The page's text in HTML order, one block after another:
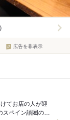
広告を非表示
てお店の人が迎
スペイン語圏の